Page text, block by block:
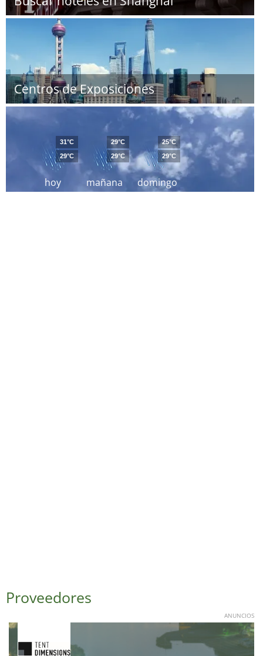
Centros de Exposiciones
hoy
31°C
29°C
mañana
29°C
29°C
domingo
25°C
29°C
Proveedores
ANUNCIOS